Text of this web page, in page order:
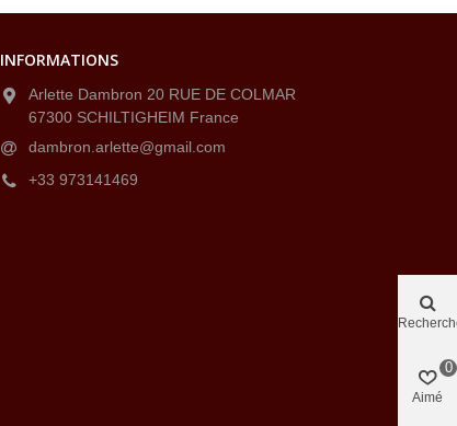
INFORMATIONS
Arlette Dambron 20 RUE DE COLMAR
67300 SCHILTIGHEIM France
dambron.arlette@gmail.com
+33 973141469
Aimé
0